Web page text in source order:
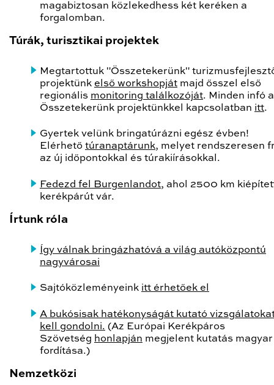
magabiztosan közlekedhess két keréken a
forgalomban.
Túrák, turisztikai projektek
Megtartottuk "Összetekerünk"
projektünk első workshopját majd ősszel első
regionális monitoring találkozóját. Minden infó
Összetekerünk projektünkkel kapcsolatban itt.
Gyertek velünk bringatúrázni egész évben!
Elérhető túranaptárunk, melyet rendszeresen
az új időpontokkal és túrakiírásokkal.
Fedezd fel Burgenlandot, ahol 2500 km
kerékpárút vár.
Írtunk róla
Így válnak bringázhatóvá a világ autóközpontú
nagyvárosai
Sajtóközleményeink itt érhetőek el
A bukósisak hatékonyságát kutató
kell gondolni. (Az Európai Kerékpáros
Szövetség honlapján megjelent kutatás magyar
fordítása.)
Nemzetközi